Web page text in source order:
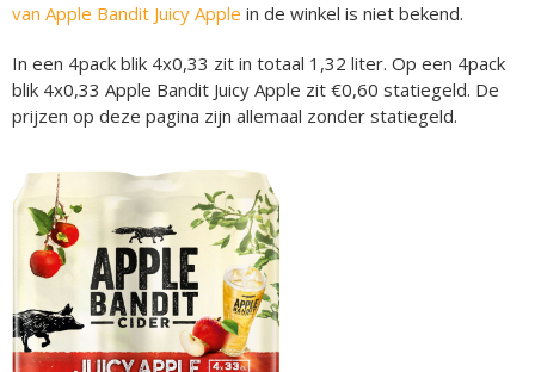
van Apple Bandit Juicy Apple in de winkel is niet bekend.
In een 4pack blik 4x0,33 zit in totaal 1,32 liter. Op een 4pack
blik 4x0,33 Apple Bandit Juicy Apple zit €0,60 statiegeld. De
prijzen op deze pagina zijn allemaal zonder statiegeld.